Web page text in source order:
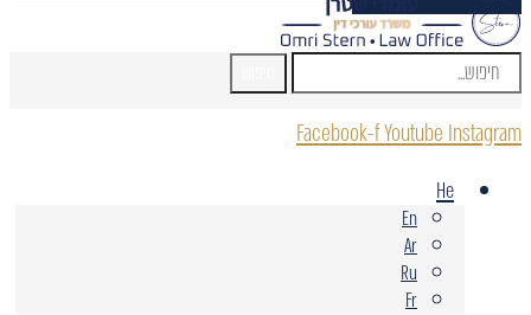
Facebook-fYoutube Instagram
He
En
Ar
Ru
Fr